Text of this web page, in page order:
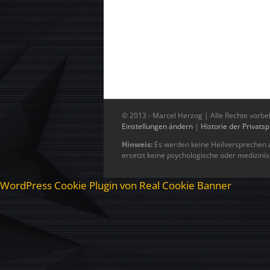
© 2013 - Marcel Herzog | Alle Rechte
Einstellungen ändern | Historie der
Hinweis: Es werden keine
ersetzt keine psychologische oder
WordPress Cookie Plugin von Real Cookie Banner